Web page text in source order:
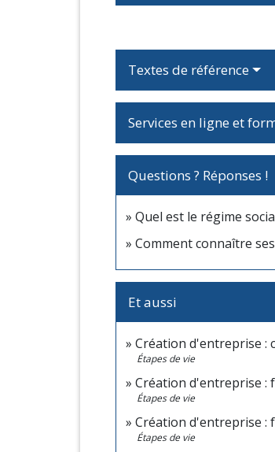
Textes de référence
Services en ligne et
Questions ? Réponses !
Quel est le régime
Comment connaître
Et aussi
Création d'entreprise :
Étapes de vie
Création d'entreprise
Étapes de vie
Création d'entreprise :
Étapes de vie